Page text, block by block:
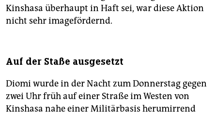
Kinshasa überhaupt in Haft sei, war diese Aktion
nicht sehr imagefördernd.
Auf der Staße ausgesetzt
Diomi wurde in der Nacht zum Donnerstag gegen
zwei Uhr früh auf einer Straße im Westen von
Kinshasa nahe einer Militärbasis herumirrend